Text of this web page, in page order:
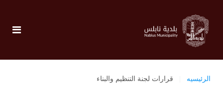
الرئيسيه قرارات لجنة التنظيم والبناء